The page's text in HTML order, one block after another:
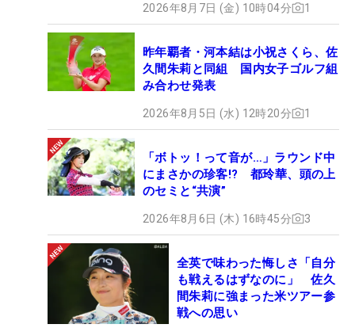
2026年8月7日 (金) 10時04分 1
昨年覇者・河本結は小祝さくら、佐
久間朱莉と同組 国内女子ゴルフ組
み合わせ発表
2026年8月5日 (水) 12時20分 1
「ボトッ！って音が…」ラウンド中
にまさかの珍客!? 都玲華、頭の上
のセミと“共演”
2026年8月6日 (木) 16時45分 3
全英で味わった悔しさ「自分
も戦えるはずなのに」 佐久
間朱莉に強まった米ツアー参
戦への思い